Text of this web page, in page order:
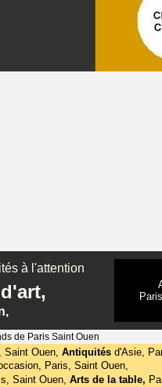
à l'attention
de Paris Saint Ouen
Saint Ouen, Antiquités d'Asie,
Paris, Saint Ouen,
Saint Ouen, Arts de la table,